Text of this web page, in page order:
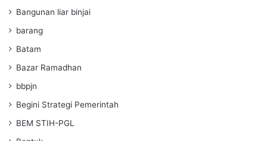
Bangunan liar binjai
barang
Batam
Bazar Ramadhan
bbpjn
Begini Strategi Pemerintah
BEM STIH-PGL